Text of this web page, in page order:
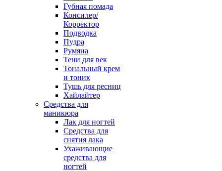
Губная помада
Консилер/
Корректор
Подводка
Пудра
Румяна
Тени для век
Тональный крем
и тоник
Тушь для ресниц
Хайлайтер
Средства для
маникюра
Лак для ногтей
Средства для
снятия лака
Ухаживающие
средства для
ногтей